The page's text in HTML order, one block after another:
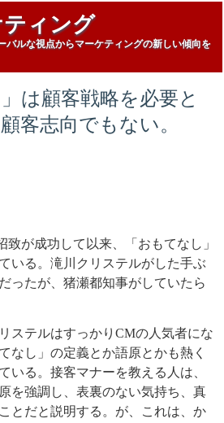
ィング
バルな視点からマーケティングの新しい傾向を
は顧客戦略を必要と
客志向でもない。
致が成功して以来、「おもてなし」
いる。滝川クリステルがした手ぶ
ったが、猪瀬都知事がしていたら
テルはすっかりCMの人気者にな
なし」の定義とか語原とかも熱く
いる。接客マナーを教える人は、
を強調し、表裏のない気持ち、真
とだと説明する。が、これは、か